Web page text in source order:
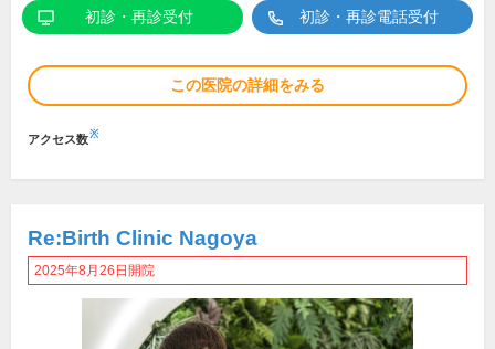
初診・再診受付 初診・再診電話受付
この医院の詳細をみる
アクセス数※
Re:Birth Clinic Nagoya
2025年8月26日開院